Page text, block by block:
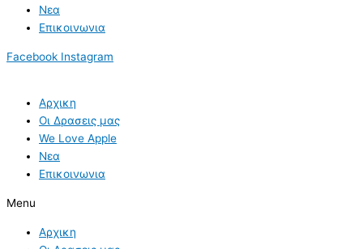
Νεα
Επικοινωνια
Facebook Instagram
Αρχικη
Οι Δρασεις μας
We Love Apple
Νεα
Επικοινωνια
Menu
Αρχικη